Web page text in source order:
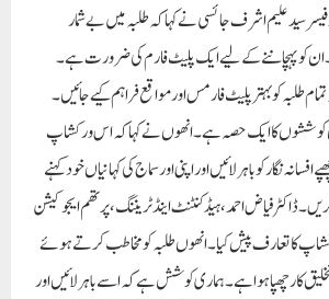
سید علیم اشرف جائسی نے کہا کہ طلبہ میں بے شمار
ان کو پہچاننے کے لیے ایک پلیٹ فارم کی ضرورت ہے۔
طلبہ کو بہتر پلیٹ فارمس اور مواقع فراہم کیے جائیں۔
کوششوں کا ایک حصہ ہے۔ انھوں نے کہا کہ اس ورکشاپ
نگار کو باہر لائیں اور اپنی اور سماج کی کہانیاں خود کہنے
فیاض احمد، ہیڈ کنٹنٹ اینڈ ٹریننگ، پرتھم ایجوکیشن
کا تعارف پیش کیا۔ انھوں طلبہ کو مخاطب کرتے ہوئے
کار چھپا ہوا ہے۔ ہماری کوشش ہے کہ اسے باہر لائیں اور